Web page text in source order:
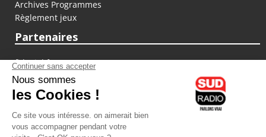
Archives Programmes
Règlement jeux
Partenaires
fiducial.fr
lyoncapitale.fr
olympique-et-lyonnais.com
L'application Iphone / Android